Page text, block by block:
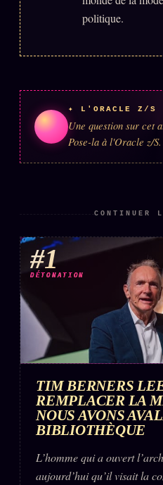
Words Radio FM
Archive complète
Récents
À la une
Nous écrire
Presse
Corrections · Erratum
llms.txt
politique.
✦ L'ORACLE Z/S
Une question sur cet
Pose-la à l'Oracle z/S.
CONTINUER
#1
DÉTONATION
TIM BERNERS
REMPLACER LA
NOUS AVONS
BIBLIOTHÈQUE
L’homme qui a ouvert
aujourd’hui qu’il visait la